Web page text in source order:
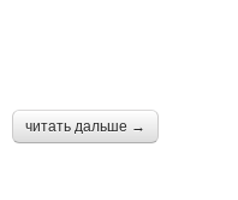
читать дальше →